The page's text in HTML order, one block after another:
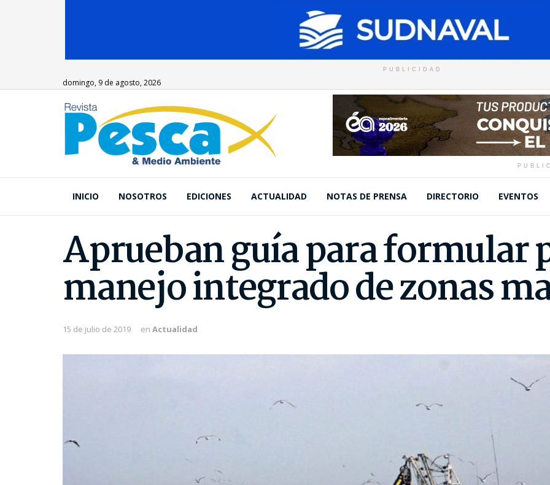
PUBLICIDAD
domingo, 9 de agosto, 2026
INICIO NOSOTROS EDICIONES ACTUALIDAD NOTAS DE PRENSA DIRECTORIO EVENTOS
Aprueban guía para formular
manejo integrado de zonas
15 de julio de 2019 en Actualidad